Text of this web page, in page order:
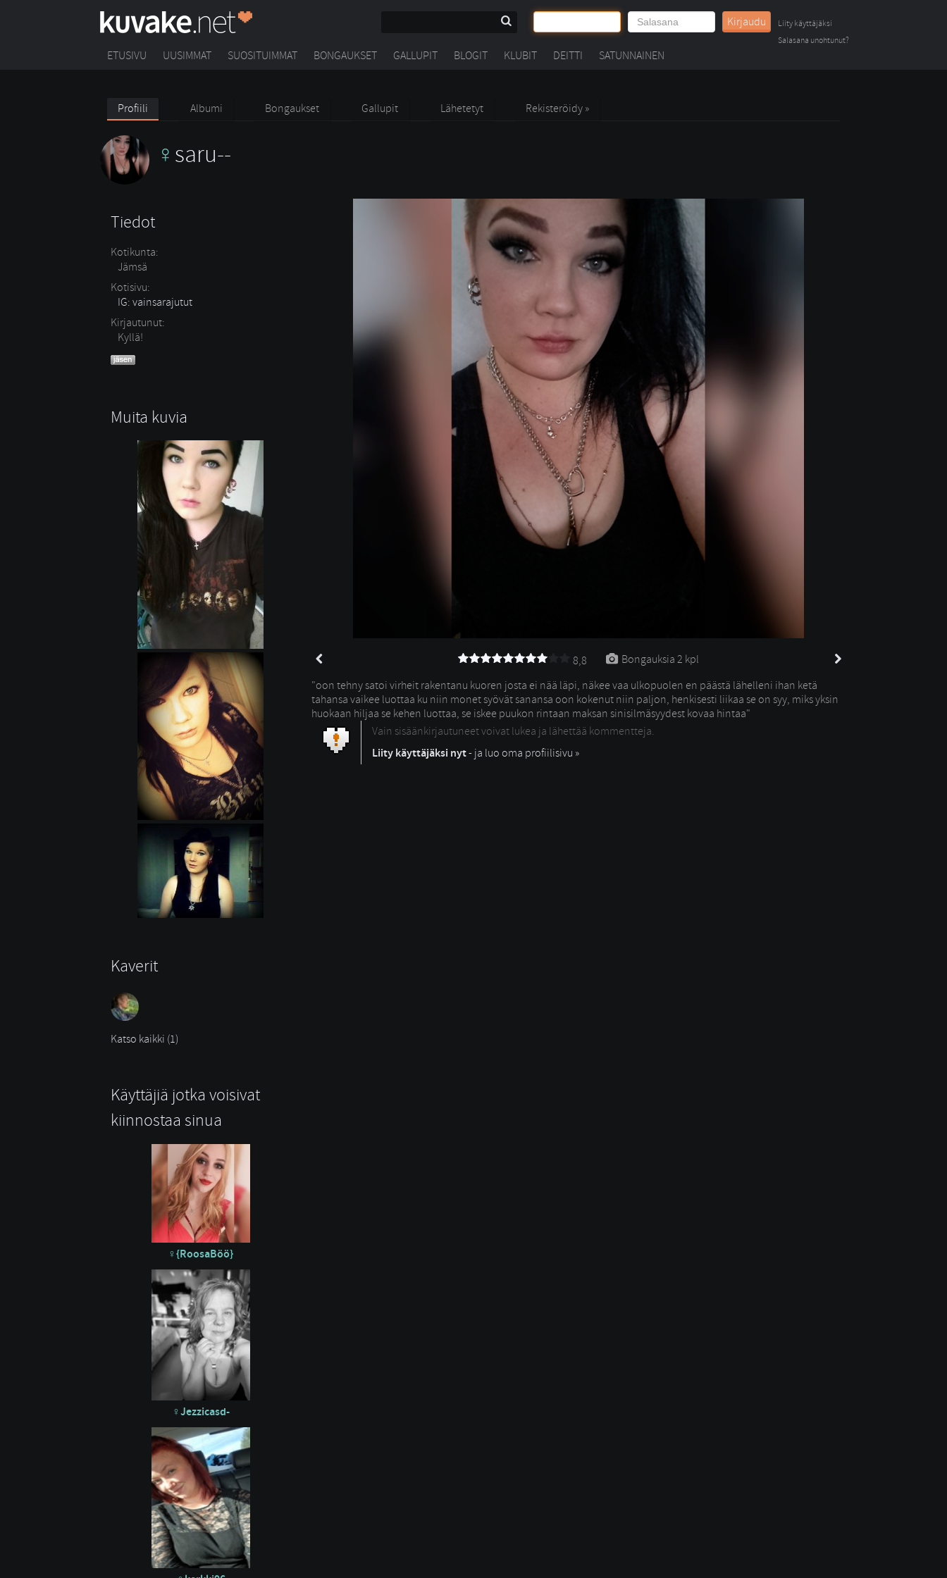
Kirjaudu
Liity käyttäjäksi
Salasana unohtunut?
ETUSIVU UUSIMMAT SUOSITUIMMAT BONGAUKSET GALLUPIT BLOGIT KLUBIT DEITTI SATUNNAINEN
Profiili Albumi Bongaukset Gallupit Lähetetyt Rekisteröidy »
saru--
Tiedot
Kotikunta:
Jämsä
Kotisivu:
IG: vainsarajutut
Kirjautunut:
Kyllä!
Muita kuvia
Kaverit
Katso kaikki (1)
Käyttäjiä jotka voisivat
kiinnostaa sinua
{RoosaBöö}
Jezzicasd-
8,8 Bongauksia 2 kpl
"oon tehny satoi virheit rakentanu kuoren josta ei nää läpi, näkee vaa ulkopuolen en päästä lähelleni ihan ketä
tahansa vaikee luottaa ku niin monet syövät sanansa oon kokenut niin paljon, henkisesti liikaa se on syy, miks yksin
huokaan hiljaa se kehen luottaa, se iskee puukon rintaan maksan sinisilmäsyydest kovaa hintaa"
Vain sisäänkirjautuneet voivat lukea ja lähettää kommentteja.
Liity käyttäjäksi nyt- ja luo oma profiilisivu »